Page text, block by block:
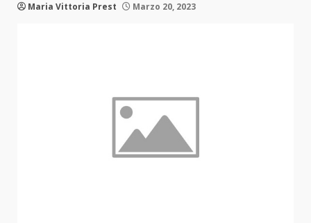
Maria Vittoria Prest Marzo 20, 2023